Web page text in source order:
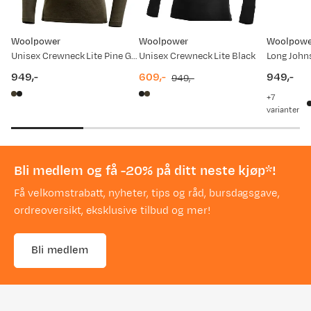
Woolpower
Unisex Crewneck Lite Pine Green
price
949,-
Woolpower
Unisex Crewneck Lite Black
discounted
609,-
original
949,-
Long
price
949,-
7
varianter
Bli medlem og få -20% på ditt neste kjøp*!
Få velkomstrabatt, nyheter, tips og råd, bursdagsgave,
ordreoversikt, eksklusive tilbud og mer!
Bli medlem